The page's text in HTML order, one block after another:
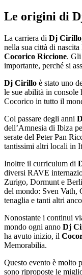
Le origini di
La carriera di Dj Cirillo
nella sua città di
Cocorico Riccione. Gli
importante, perché si
Dj Cirillo è stato uno
le sue abilità in console
Cocorico in tutto il
Col passare degli anni
dell’Amnesia di Ibiza
serate del Peter Pan
tantissimi altri locali in
Inoltre il curriculum di
diversi RAVE
Zurigo, Dormunt e
del mondo: Sven
tenaglia e tanti altri
Nonostante i continui
mondo ogni anno Dj
ha avuto inizio, il
Memorabilia.
Questo evento è molto
sono riproposte le